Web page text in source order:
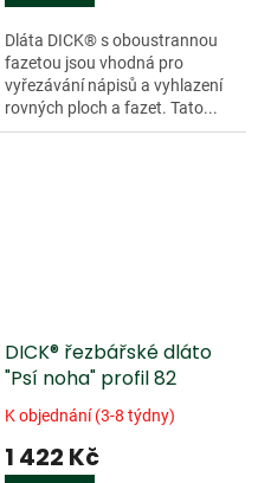
Dláta DICK® s oboustrannou
fazetou jsou vhodná pro
vyřezávání nápisů a vyhlazení
rovných ploch a fazet. Tato...
DICK® řezbářské dláto
"Psí noha" profil 82
K objednání (3-8 týdny)
1 422 Kč